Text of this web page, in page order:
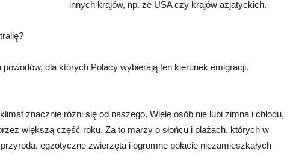
innych krajów, np. ze USA czy krajów azjatyckich.
dla których Polacy wybierają ten kierunek emigracji.
znacznie różni się od naszego. Wiele osób nie lubi zimna i chłodu,
większą część roku. Za to marzy o słońcu i plażach, których w
egzotyczne zwierzęta i ogromne połacie niezamieszkałych